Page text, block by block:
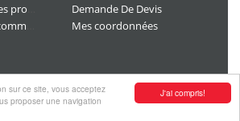
J'ai compris!
sur ce site, vous acceptez
proposer une navigation
Demande De Devis
Mes coordonnées
bySoft13.